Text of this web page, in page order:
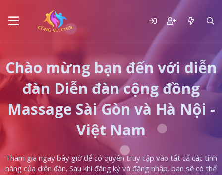
Chào mừng bạn đến với diễn
đàn Diễn đàn cộng đồng
Massage Sài Gòn và Hà Nội -
Việt Nam
Tham gia ngay bây giờ để có quyền truy cập vào tất cả các tính
năng của diễn đàn. Sau khi đăng ký và đăng nhập, bạn sẽ có thể